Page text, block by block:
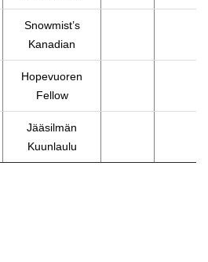
Snowmist’s
Kanadian
Hopevuoren
Fellow
Jääsilmän
Kuunlaulu